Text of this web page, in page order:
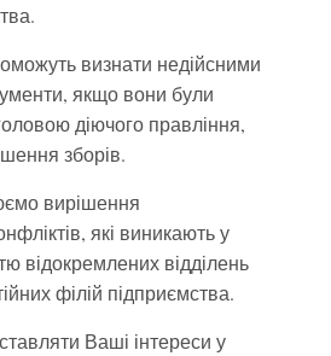
визнати недійсними
якщо вони були
діючого правління,
зборів.
вирішення
які виникають у
відокремлених відділень
філій підприємства.
Ваші інтереси у